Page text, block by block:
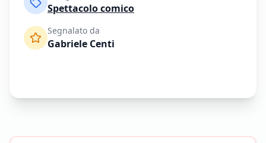
Spettacolo comico
Segnalato da
Gabriele Centi